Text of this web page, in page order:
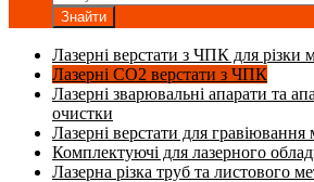
Знайти
Лазерні верстати з ЧПК для різки
Лазерні СО2 верстати з ЧПК
Лазерні зварювальні апарати та
очистки
Лазерні верстати для гравіювання
Комплектуючі для лазерного
Лазерна різка труб та листового